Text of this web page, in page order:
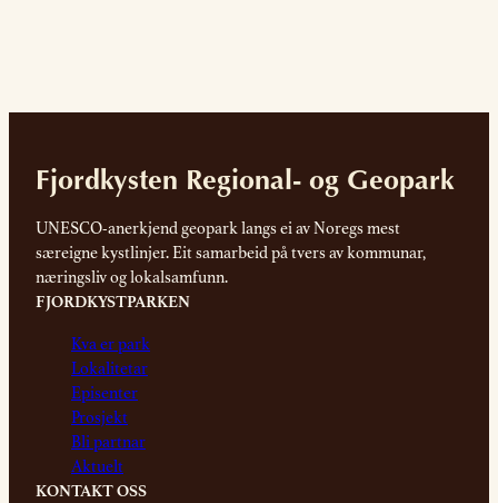
Fjordkysten Regional- og Geopark
UNESCO-anerkjend geopark langs ei av Noregs mest
særeigne kystlinjer. Eit samarbeid på tvers av kommunar,
næringsliv og lokalsamfunn.
FJORDKYSTPARKEN
Kva er park
Lokalitetar
Episenter
Prosjekt
Bli partnar
Aktuelt
KONTAKT OSS